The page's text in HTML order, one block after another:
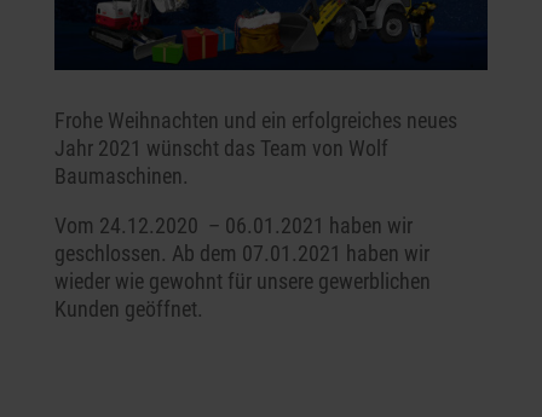
Frohe Weihnachten und ein erfolgreiches neues
Jahr 2021 wünscht das Team von Wolf
Baumaschinen.
Vom 24.12.2020 – 06.01.2021 haben wir
geschlossen. Ab dem 07.01.2021 haben wir
wieder wie gewohnt für unsere gewerblichen
Kunden geöffnet.